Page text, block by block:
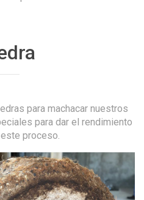
para machacar nuestros
para dar el rendimiento
proceso.